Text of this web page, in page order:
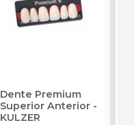
Dente Premium
Superior Anterior-
KULZER